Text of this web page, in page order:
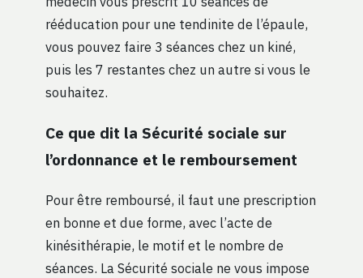
rééducation pour une tendinite de l’épaule,
vous pouvez faire 3 séances chez un kiné,
puis les 7 restantes chez un autre si vous le
souhaitez.
Ce que dit la Sécurité sociale sur
l’ordonnance et le remboursement
Pour être remboursé, il faut une prescription
en bonne et due forme, avec l’acte de
kinésithérapie, le motif et le nombre de
séances. La Sécurité sociale ne vous impose